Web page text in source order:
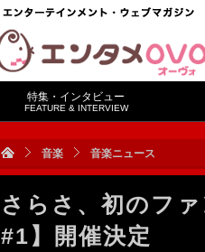
特集・インタビュー
FEATURE & INTERVIEW
音楽 音楽ニュース
さらさ、初のフ
#1】開催決定